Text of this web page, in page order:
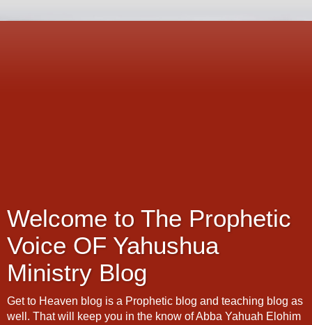
Welcome to The Prophetic
Voice OF Yahushua
Ministry Blog
Get to Heaven blog is a Prophetic blog and teaching blog as
well. That will keep you in the know of Abba Yahuah Elohim